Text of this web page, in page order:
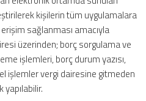
kişilerin tüm uygulamalara
sağlanması amacıyla
üzerinden; borç sorgulama ve
işlemleri, borç durum yazısı,
işlemler vergi dairesine gitmeden